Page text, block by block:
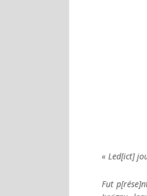
« Led[ict]
Fut